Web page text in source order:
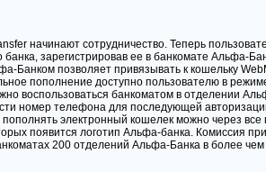
начинают сотрудничество. Теперь
банка, зарегистрировав ее в банкомате Альфа-
Банком позволяет привязывать к кошельку
пополнение доступно пользователю в
воспользоваться банкоматом в отделении
номер телефона для последующей
электронный кошелек можно через
появится логотип Альфа-банка. Комиссия
200 отделений Альфа-Банка в более